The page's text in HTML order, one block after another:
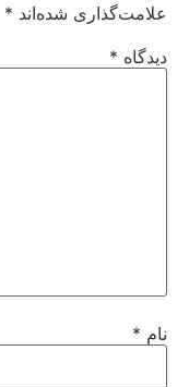
علامت‌گذاری شده‌اند *
دیدگاه *
نام *